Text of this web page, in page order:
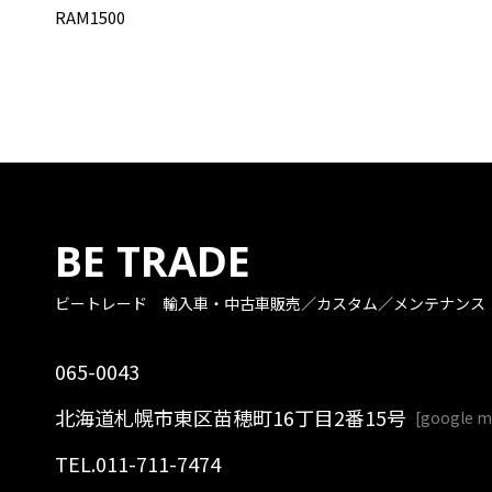
RAM1500
BE TRADE
ビートレード 輸入車・中古車販売／カスタム／メンテナンス
065-0043
北海道札幌市東区苗穂町16丁目2番15号 [google
TEL.011-711-7474